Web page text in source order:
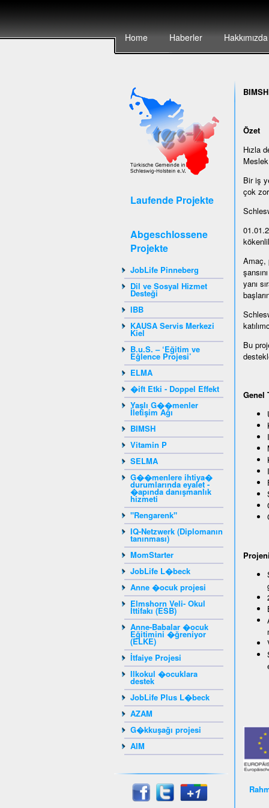
Home Haberler Hakkımızda
Laufende Projekte
Abgeschlossene
Projekte
JobLife Pinneberg
Dil ve Sosyal Hizmet
Desteği
IBB
KAUSA Servis Merkezi
Kiel
B.u.S. – ‘Eğitim ve
Eğlence Projesi’
ELMA
�ift Etki - Doppel Effekt
Yaşlı G��menler
İletişim Ağı
BIMSH
Vitamin P
SELMA
G��menlere ihtiya�
durumlarında eyalet -
�apında danışmanlık
hizmeti
"Rengarenk"
IQ-Netzwerk (Diplomanın
tanınması)
MomStarter
JobLife L�beck
Anne �ocuk projesi
Elmshorn Veli- Okul
İttifakı (ESB)
Anne-Babalar �ocuk
Eğitimini �ğreniyor
(ELKE)
İtfaiye Projesi
Ilkokul �ocuklara
destek
JobLife Plus L�beck
AZAM
G�kkuşağı projesi
AIM
BIMSH
Özet
Hızla
Bir iş
çok
Amaç,
yanı
Bu
Genel